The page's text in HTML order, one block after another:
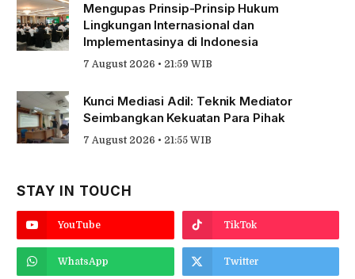
Mengupas Prinsip-Prinsip Hukum
Lingkungan Internasional dan
Implementasinya di Indonesia
7 August 2026 • 21:59 WIB
Kunci Mediasi Adil: Teknik Mediator
Seimbangkan Kekuatan Para Pihak
7 August 2026 • 21:55 WIB
STAY IN TOUCH
YouTube TikTok
WhatsApp Twitter